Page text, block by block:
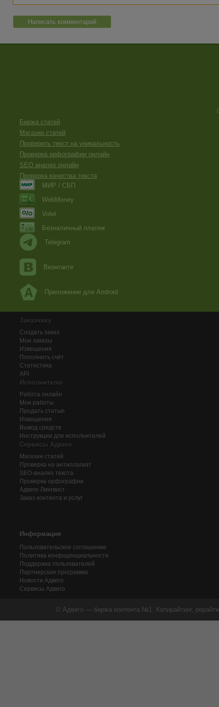
Написать комментарий
Биржа статей
Магазин статей
Проверить текст на уникальность
Проверка орфографии онлайн
SEO анализ онлайн
Проверка качества текста
МИР / СБП
WebMoney
Volet
Безналичный платеж
Telegram
Вконтакте
Приложение для Android
Заказчику
Создать заказ
Мои заказы
Извещения
Пополнить счёт
Статистика
API
Исполнителю
Работа онлайн
Мои работы
Продать статью
Извещения
Вывод средств
Инструкции для исполнителей
Сервисы Адвего
Магазин статей
Проверка на антиплагиат
SEO-анализ текста
Проверка орфографии
Адвего Лингвист
Заказ контента и услуг
Информация
Пользовательское соглашение
Политика конфиденциальности
Поддержка пользователей
Партнерская программа
Новости Адвего
Сервисы Адвего
© Адвего — биржа контента №1. Копирайтинг,